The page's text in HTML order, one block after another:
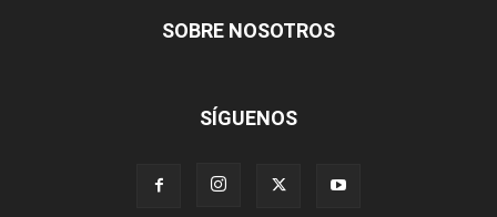
SOBRE NOSOTROS
SÍGUENOS